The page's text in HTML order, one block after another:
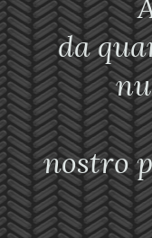
da
Da
nostro